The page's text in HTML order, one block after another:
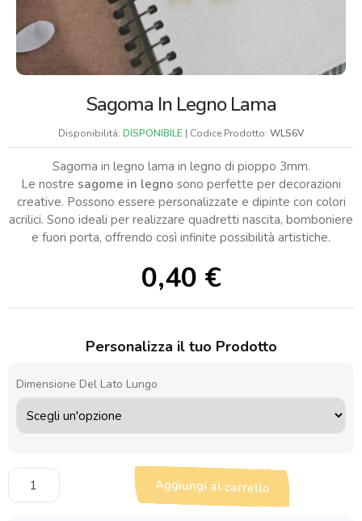
Sagoma In Legno Lama
Disponibilitá: DISPONIBILE | Codice Prodotto: WLS6V
Sagoma in legno lama in legno di pioppo 3mm.
Le nostre sagome in legno sono perfette per decorazioni
creative. Possono essere personalizzate e dipinte con colori
acrilici. Sono ideali per realizzare quadretti nascita, bomboniere
e fuori porta, offrendo così infinite possibilità artistiche.
0,40 €
Personalizza il tuo Prodotto
Dimensione Del Lato Lungo
Sagoma
in
Aggiungi al carrello